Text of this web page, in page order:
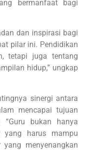
bermanfaat bagi
dan inspirasi bagi
pilar ini. Pendidikan
tetapi juga tentang
hidup,” ungkap
sinergi antara
mencapai tujuan
“Guru bukan hanya
yang harus mampu
menyenangkan